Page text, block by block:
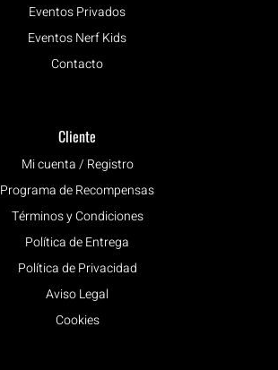
Eventos Privados
Eventos Nerf Kids
Contacto
Cliente
Mi cuenta / Registro
Programa de Recompensas
Términos y Condiciones
Política de Entrega
Política de Privacidad
Aviso Legal
Cookies